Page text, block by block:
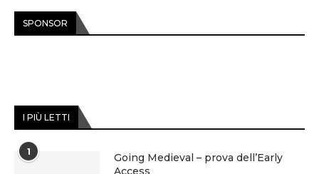
SPONSOR
I PIÙ LETTI
1
Going Medieval – prova dell’Early
Access